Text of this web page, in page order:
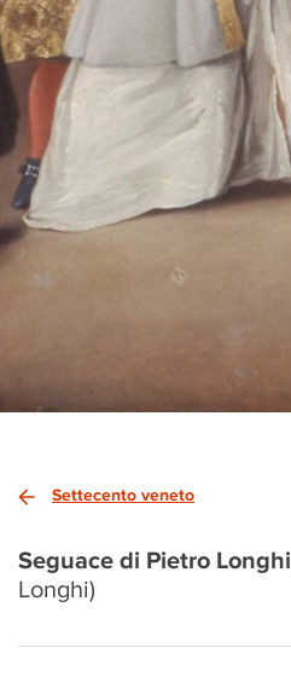
Settecento veneto
Seguace di Pietro Longhi
Longhi)